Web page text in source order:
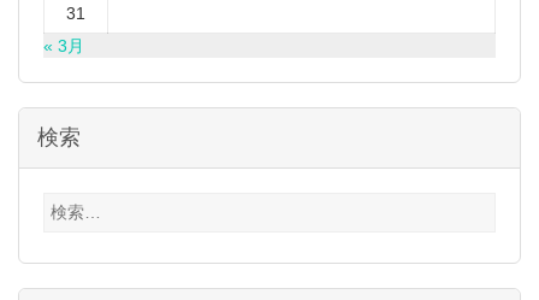
31
« 3月
検索
検